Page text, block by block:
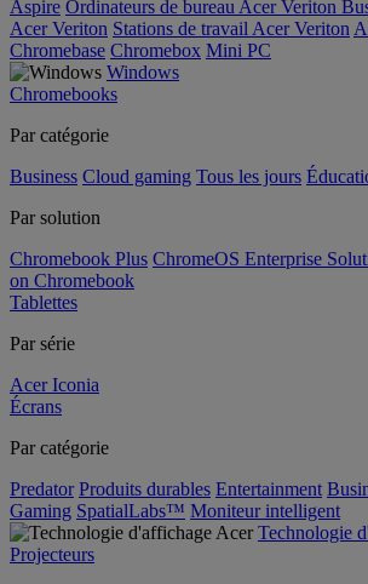
Aspire Ordinateurs de bureau Acer Veriton
Acer Veriton Stations de travail Acer Veriton
Chromebase Chromebox Mini PC
Windows
Chromebooks
Par catégorie
Business Cloud gaming Tous les jours
Par solution
Chromebook Plus ChromeOS Enterprise
on Chromebook
Tablettes
Par série
Acer Iconia
Écrans
Par catégorie
Predator Produits durables Entertainment
Gaming SpatialLabs™ Moniteur intelligent
Technologie
Projecteurs